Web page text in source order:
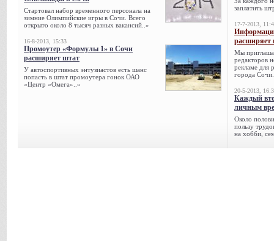
Стартовал набор временного персонала на
зимние Олимпийские игры в Сочи. Всего
открыто около 8 тысяч разных вакансий..»
16-8-2013, 15:33
Промоутер «Формулы 1» в Сочи
расширяет штат
У автоспортивных энтузиастов есть шанс
попасть в штат промоутера гонок ОАО
«Центр «Омега»..»
заплатить
17-7-2013,
расширяет
Мы
редакторов
рекламе для
города
20-5-2013,
Каждый
личным
Около
пользу
на хобби,